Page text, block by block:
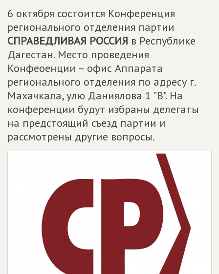
6 октября состоится Конференция
регионального отделения партии
СПРАВЕДЛИВАЯ РОССИЯ в Республике
Дагестан. Место проведения
Конфеоенции – офис Аппарата
регионального отделения по адресу г.
Махачкала, улю Даниялова 1 "В". На
конференции будут избраны делегаты
на предстоящий съезд партии и
рассмотрены другие вопросы.